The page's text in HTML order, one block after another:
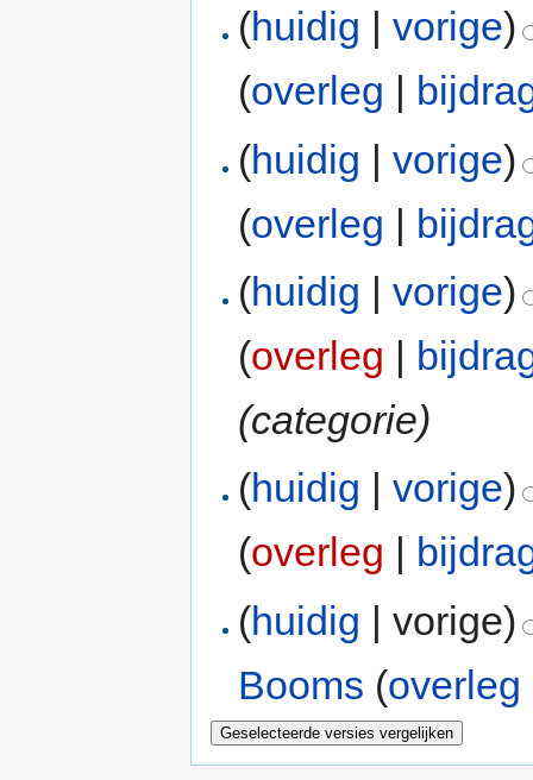
(huidig |vorige)
(overleg |
(huidig |vorige)
(overleg |
(huidig |vorige)
(overleg |
(categorie)
(huidig |vorige)
(overleg
(huidig | vorige)
Booms (overleg